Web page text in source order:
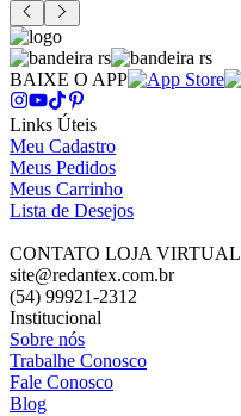
BAIXE O APP
Links Úteis
Meu Cadastro
Meus Pedidos
Meus Carrinho
Lista de Desejos
CONTATO LOJA VIRTUAL
site@redantex.com.br
(54) 99921-2312
Institucional
Sobre nós
Trabalhe Conosco
Fale Conosco
Blog